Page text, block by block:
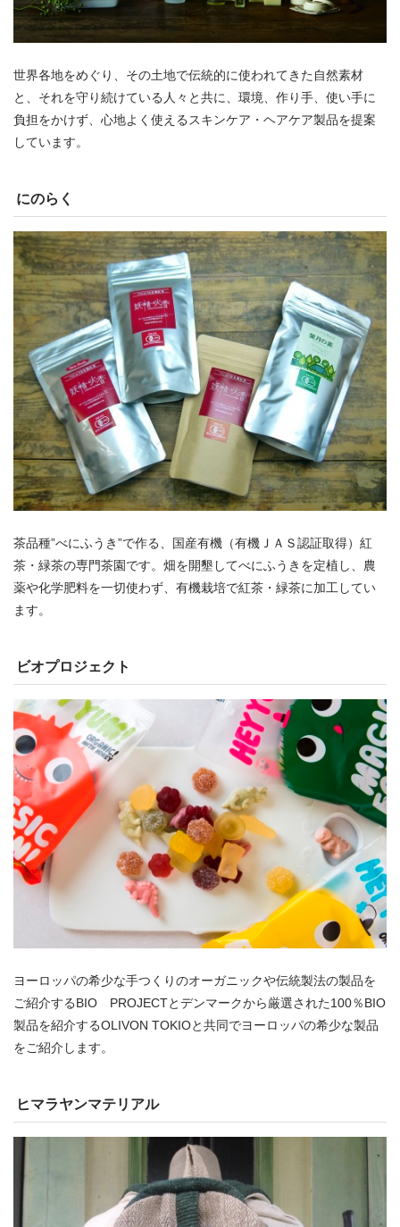
世界各地をめぐり、その土地で伝統的に使われてきた自然素材
と、それを守り続けている人々と共に、環境、作り手、使い手に
負担をかけず、心地よく使えるスキンケア・ヘアケア製品を提案
しています。
にのらく
茶品種”べにふうき”で作る、国産有機（有機ＪＡＳ認証取得）紅
茶・緑茶の専門茶園です。畑を開墾してべにふうきを定植し、農
薬や化学肥料を一切使わず、有機栽培で紅茶・緑茶に加工してい
ます。
ビオプロジェクト
ヨーロッパの希少な手つくりのオーガニックや伝統製法の製品を
ご紹介するBIO PROJECTとデンマークから厳選された100％BIO
製品を紹介するOLIVON TOKIOと共同でヨーロッパの希少な製品
をご紹介します。
ヒマラヤンマテリアル